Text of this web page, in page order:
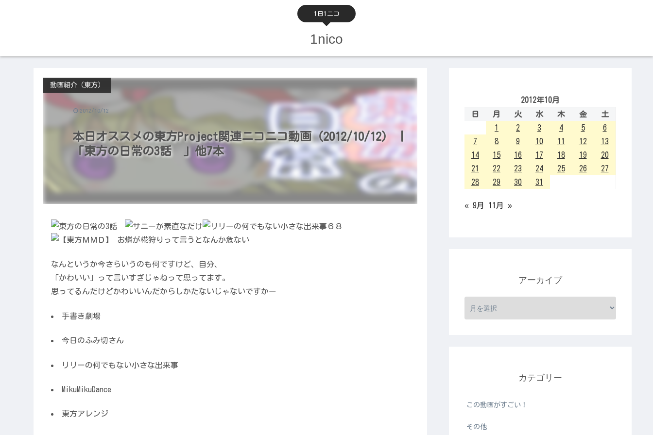
1日1ニコ
1nico
本日オススメの東方Project関連ニコニコ動画（2012/10/12） |
「東方の日常の3話 」他7本
動画紹介（東方）
2012/10/12
なんというか今さらいうのも何ですけど、自分、
「かわいい」って言いすぎじゃねって思ってます。
思ってるんだけどかわいいんだからしかたないじゃないですかー
手書き劇場
今日のふみ切さん
リリーの何でもない小さな出来事
MikuMikuDance
東方アレンジ
2012年10月
日
月 火 水 木 金
土
1
2 3 4 5
6
7
8 9 10 11 12
13
14
15 16 17 18 19
20
21
22 23 24 25 26
27
28
29 30 31
« 9月 11月 »
アーカイブ
カテゴリー
この動画がすごい！
その他